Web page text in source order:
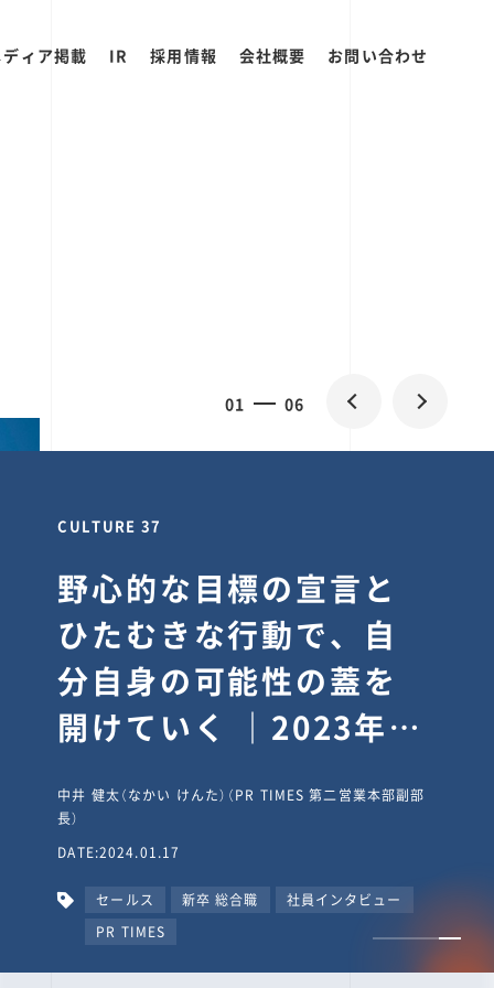
ィア掲載 IR 採用情報 会社概要 お問い合わせ
0 06